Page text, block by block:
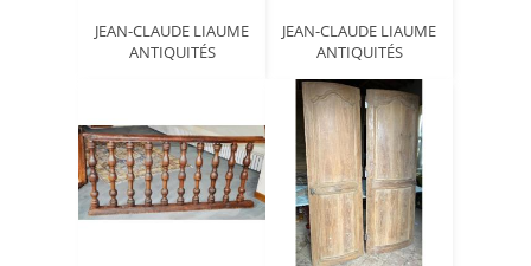
JEAN-CLAUDE LIAUME
ANTIQUITÉS
JEAN-CLAUDE LIAUME
ANTIQUITÉS